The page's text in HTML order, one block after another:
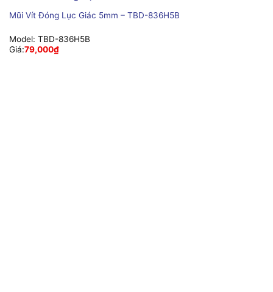
Mũi Vít Đóng Lục Giác 5mm – TBD-836H5B
Model: TBD-836H5B
Giá:79,000₫